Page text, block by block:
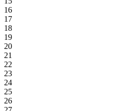
16
17
18
19
20
21
22
23
24
25
26